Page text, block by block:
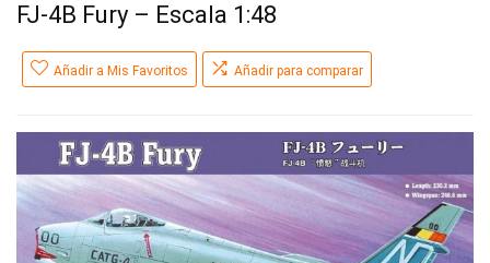
FJ-4B Fury – Escala 1:48
Añadir a Mis Favoritos Añadir para comparar